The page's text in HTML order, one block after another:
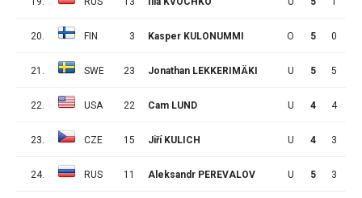
20. FIN 3 Kasper KULONUMMI O 5 0
21. SWE 23 Jonathan LEKKERIMÄKI U 5 5
22. USA 22 Cam LUND U 4 4
23. CZE 15 Jiří KULICH U 4 3
24. RUS 11 Aleksandr PEREVALOV U 5 3